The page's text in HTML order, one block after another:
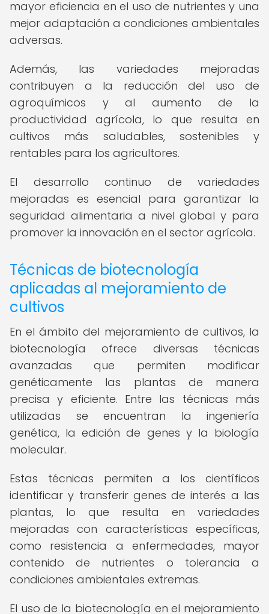
mayor eficiencia en el uso de nutrientes y una
mejor adaptación a condiciones ambientales
adversas.
Además, las variedades mejoradas
contribuyen a la reducción del uso de
agroquímicos y al aumento de la
productividad agrícola, lo que resulta en
cultivos más saludables, sostenibles y
rentables para los agricultores.
El desarrollo continuo de variedades
mejoradas es esencial para garantizar la
seguridad alimentaria a nivel global y para
promover la innovación en el sector agrícola.
Técnicas de biotecnología
aplicadas al mejoramiento de
cultivos
En el ámbito del mejoramiento de cultivos, la
biotecnología ofrece diversas técnicas
avanzadas que permiten modificar
genéticamente las plantas de manera
precisa y eficiente. Entre las técnicas más
utilizadas se encuentran la ingeniería
genética, la edición de genes y la biología
molecular.
Estas técnicas permiten a los científicos
identificar y transferir genes de interés a las
plantas, lo que resulta en variedades
mejoradas con características específicas,
como resistencia a enfermedades, mayor
contenido de nutrientes o tolerancia a
condiciones ambientales extremas.
El uso de la biotecnología en el mejoramiento